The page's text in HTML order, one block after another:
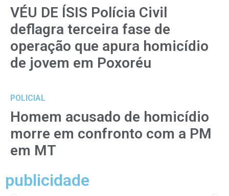
VÉU DE ÍSIS Polícia Civil
deflagra terceira fase de
operação que apura homicídio
de jovem em Poxoréu
POLICIAL
Homem acusado de homicídio
morre em confronto com a PM
em MT
publicidade